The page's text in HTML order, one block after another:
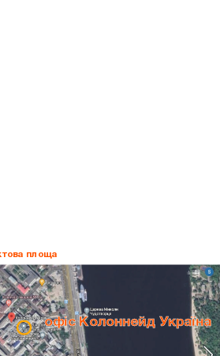
площа
офіс Колоннейд Україна